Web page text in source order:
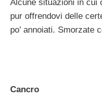
Alcune situazioni in cui
pur offrendovi delle
po’ annoiati. Smorzate
Cancro